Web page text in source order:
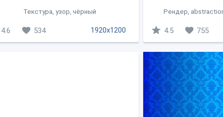
Текстура, узор, чёрный
1920x1200
4.6 534
Рендер,
4.5 755